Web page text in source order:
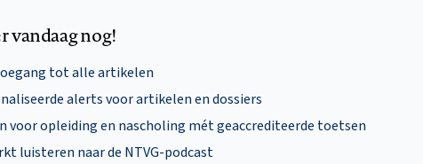
vandaag nog!
tot alle artikelen
alerts voor artikelen en dossiers
voor opleiding en nascholing mét geaccrediteerde toetsen
luisteren naar de NTVG-podcast